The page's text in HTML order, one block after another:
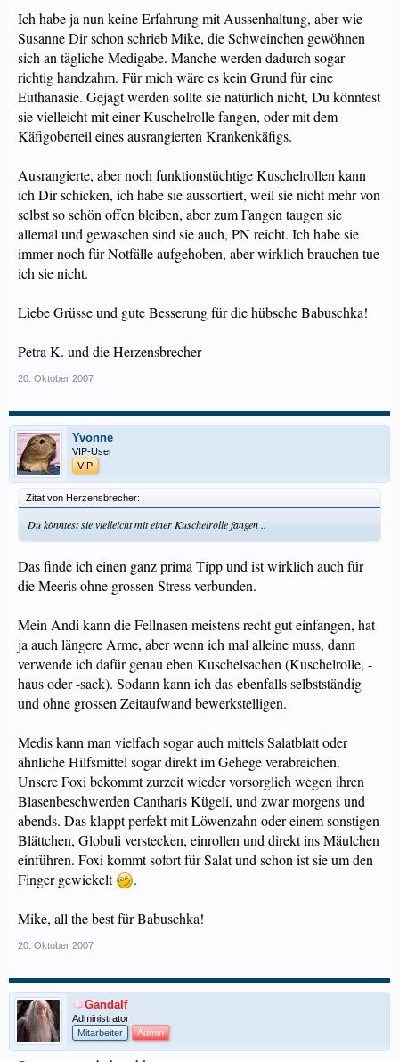
Ich habe ja nun keine Erfahrung mit Aussenhaltung, aber wie
Susanne Dir schon schrieb Mike, die Schweinchen gewöhnen
sich an tägliche Medigabe. Manche werden dadurch sogar
richtig handzahm. Für mich wäre es kein Grund für eine
Euthanasie. Gejagt werden sollte sie natürlich nicht, Du könntest
sie vielleicht mit einer Kuschelrolle fangen, oder mit dem
Käfigoberteil eines ausrangierten Krankenkäfigs.
Ausrangierte, aber noch funktionstüchtige Kuschelrollen kann
ich Dir schicken, ich habe sie aussortiert, weil sie nicht mehr von
selbst so schön offen bleiben, aber zum Fangen taugen sie
allemal und gewaschen sind sie auch, PN reicht. Ich habe sie
immer noch für Notfälle aufgehoben, aber wirklich brauchen tue
ich sie nicht.
Liebe Grüsse und gute Besserung für die hübsche Babuschka!
Petra K. und die Herzensbrecher
20. Oktober 2007
Yvonne
VIP-User
VIP
Zitat von Herzensbrecher:
Du könntest sie vielleicht mit einer Kuschelrolle fangen ..
Das finde ich einen ganz prima Tipp und ist wirklich auch für
die Meeris ohne grossen Stress verbunden.
Mein Andi kann die Fellnasen meistens recht gut einfangen, hat
ja auch längere Arme, aber wenn ich mal alleine muss, dann
verwende ich dafür genau eben Kuschelsachen (Kuschelrolle, -
haus oder -sack). Sodann kann ich das ebenfalls selbstständig
und ohne grossen Zeitaufwand bewerkstelligen.
Medis kann man vielfach sogar auch mittels Salatblatt oder
ähnliche Hilfsmittel sogar direkt im Gehege verabreichen.
Unsere Foxi bekommt zurzeit wieder vorsorglich wegen ihren
Blasenbeschwerden Cantharis Kügeli, und zwar morgens und
abends. Das klappt perfekt mit Löwenzahn oder einem sonstigen
Blättchen, Globuli verstecken, einrollen und direkt ins Mäulchen
einführen. Foxi kommt sofort für Salat und schon ist sie um den
Finger gewickelt
.
Mike, all the best für Babuschka!
20. Oktober 2007
Gandalf
Administrator
Mitarbeiter
Admin